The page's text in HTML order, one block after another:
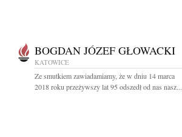
BOGDAN JÓZEF GŁOWACKI
KATOWICE
Ze smutkiem zawiadamiamy, że w dniu 14 marca
2018 roku przeżywszy lat 95 odszedł od nas nasz...